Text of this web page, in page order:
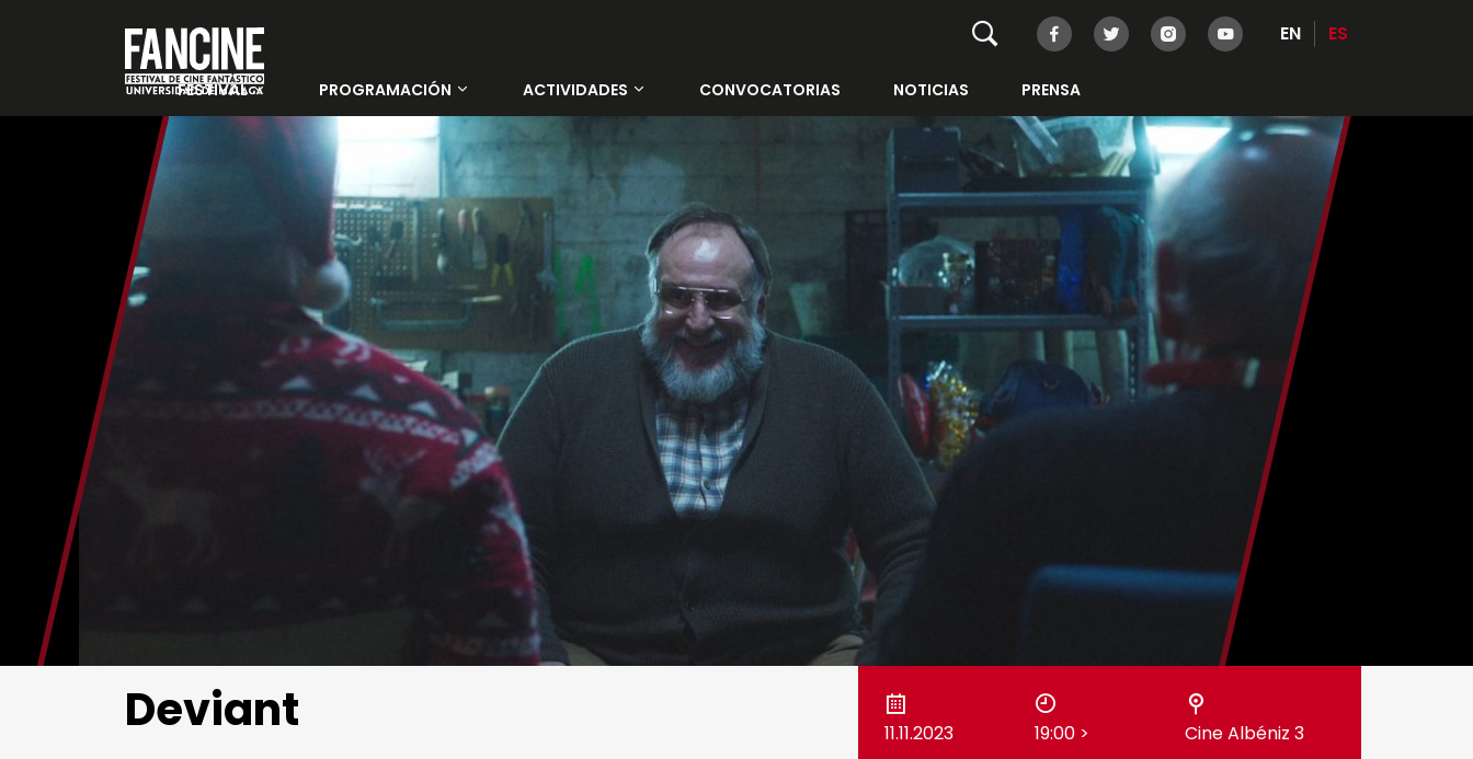
EN ES
FESTIVAL
Sobre nosotros
PALMARÉS 33 FANCINE
Jurado Joven
MIFF
Reglamento
PROGRAMACIÓN
Películas
Días
ACTIVIDADES
Contenedor Cultural
Rectorado de la UMA
Cine Albéniz
Salón de Actos E.T.S.I.
CONVOCATORIAS NOTICIAS PRENSA
Deviant 11.11.2023 19:00> Cine Albéniz 3